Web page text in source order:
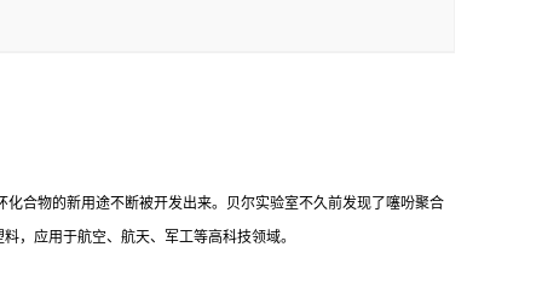
合物的新用途不断被开发出来。贝尔实验室不久前发现了噻吩聚合
，应用于航空、航天、军工等高科技领域。